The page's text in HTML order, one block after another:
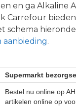
en ga Alkaline
Carrefour
schema
aanbieding.
Supermarkt
Bestel nu online op
artikelen online op